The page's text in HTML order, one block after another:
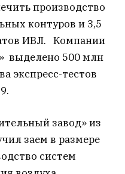
производство
контуров и 3,5
ИВЛ. Компании
выделено 500 млн
экспресс-тестов
завод» из
заем в размере
систем